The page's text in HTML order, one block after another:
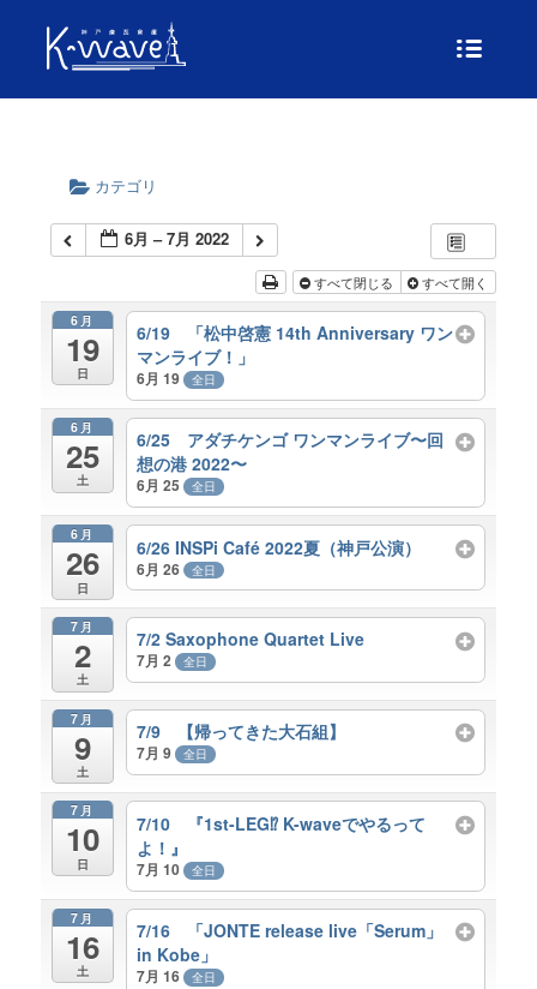
カテゴリ
6月 – 7月 2022
すべて閉じる すべて開く
6月
19
日
6/19 「松中啓憲 14th Anniversary ワン
マンライブ！」
6月 19 全日
6月
25
土
6/25 アダチケンゴ ワンマンライブ〜回
想の港 2022〜
6月 25 全日
6月
26
日
6/26 INSPi Café 2022夏（神戸公演）
6月 26 全日
7月
2
土
7/2 Saxophone Quartet Live
7月 2 全日
7月
9
土
7/9 【帰ってきた大石組】
7月 9 全日
7月
10
日
7/10 『1st-LEG⁉︎ K-waveでやるって
よ！』
7月 10 全日
7月
16
土
7/16 「JONTE release live「Serum」
in Kobe」
7月 16 全日